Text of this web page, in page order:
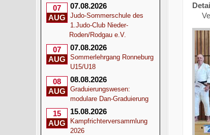
07
AUG
07.08.2026
Judo-Sommerschule des
1.Judo-Club Nieder-
Roden/Rodgau e.V.
07
AUG
07.08.2026
Sommerlehrgang Ronneburg
U15/U18
08
AUG
08.08.2026
Graduierungswesen:
modulare Dan-Graduierung
15
AUG
15.08.2026
Kampfrichterversammlung
2026